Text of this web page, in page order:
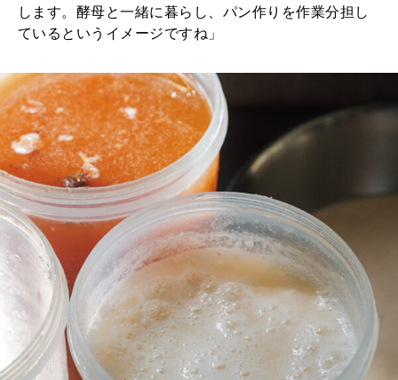
します。酵母と一緒に暮らし、パン作りを作業分担し
ているというイメージですね」